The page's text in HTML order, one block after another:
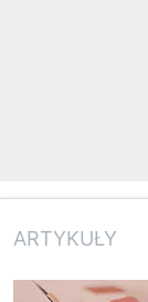
ARTYKUŁY